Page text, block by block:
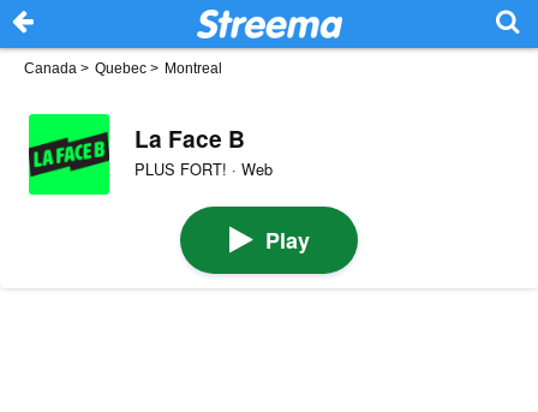
Canada > Quebec > Montreal
La Face B
PLUS FORT! · Web
Play